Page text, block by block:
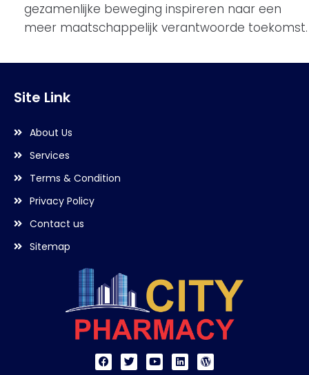
gezamenlijke beweging inspireren naar een
meer maatschappelijk verantwoorde toekomst.
Site Link
About Us
Services
Terms & Condition
Privacy Policy
Contact us
Sitemap